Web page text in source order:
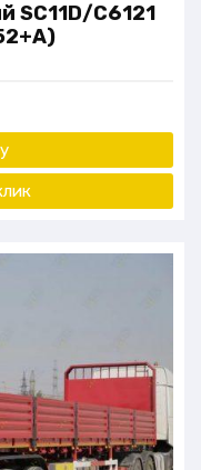
SC11D/C6121